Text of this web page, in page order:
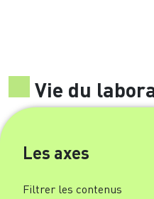
Vie du
Les axes
Filtrer les contenus